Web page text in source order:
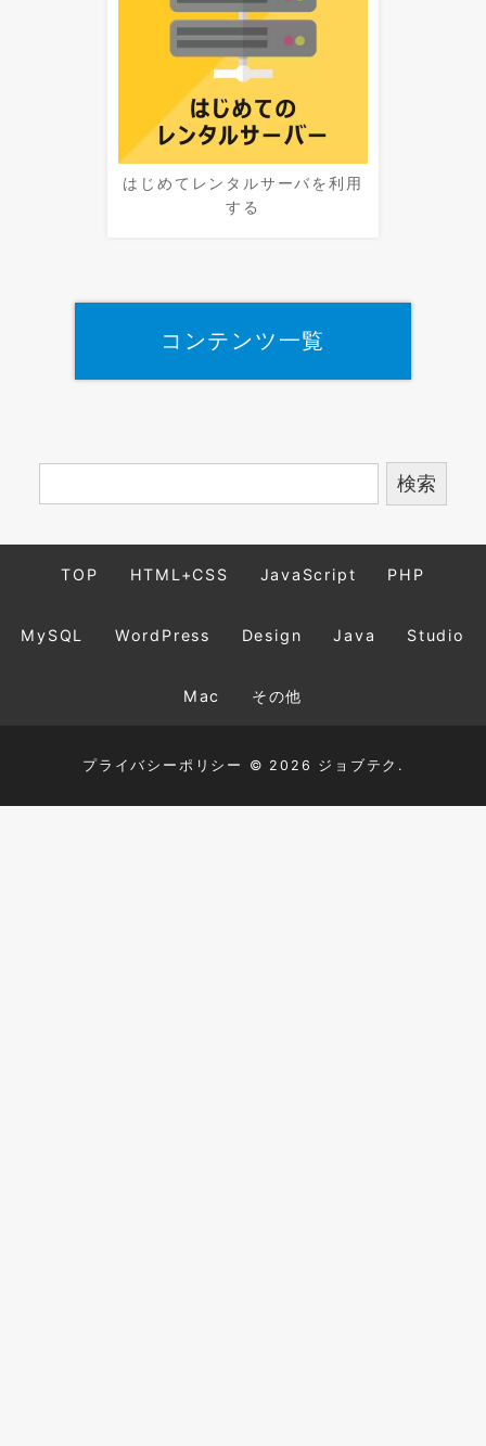
はじめてレンタルサーバを利用
する
コンテンツ一覧
TOP HTML+CSS JavaScript PHP
MySQL WordPress Design Java Studio
Mac その他
プライバシーポリシー © 2026 ジョブテク.